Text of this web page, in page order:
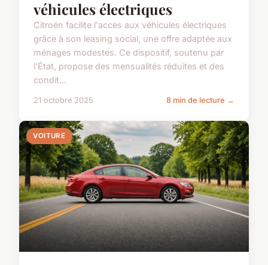
véhicules électriques
Citroën facilite l'accès aux véhicules électriques
grâce à son leasing social, une offre adaptée aux
ménages modestes. Ce dispositif, soutenu par
l'État, propose des mensualités réduites et des
condit...
21 octobre 2025 8 min de lecture →
VOITURE